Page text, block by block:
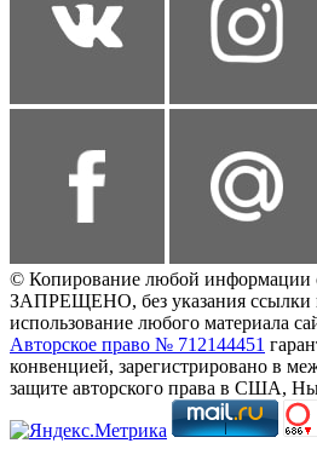
© Копирование любой
ЗАПРЕЩЕНО, без указания ссылки
использование любого материала
Авторское право № 712144451
конвенцией, зарегистрировано в
защите авторского права в США,